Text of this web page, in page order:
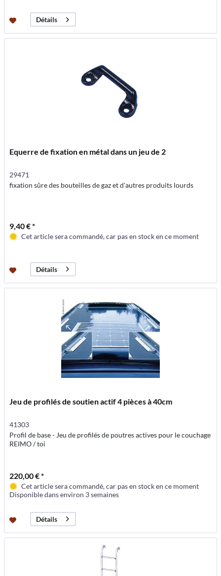
Détails
Equerre de fixation en métal dans un jeu de 2
29471
fixation sûre des bouteilles de gaz et d'autres produits lourds
9,40 € *
Cet article sera commandé, car pas en stock en ce moment
Détails
Jeu de profilés de soutien actif 4 pièces à 40cm
41303
Profil de base - Jeu de profilés de poutres actives pour le couchage
REIMO / toi
220,00 € *
Cet article sera commandé, car pas en stock en ce moment
Disponible dans environ 3 semaines
Détails